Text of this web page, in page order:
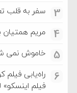
3 سفر به قلب تعزیه
4 مریم همتیان
5 خاموش نمی
6
راه‌یابی فیلم
فیلم